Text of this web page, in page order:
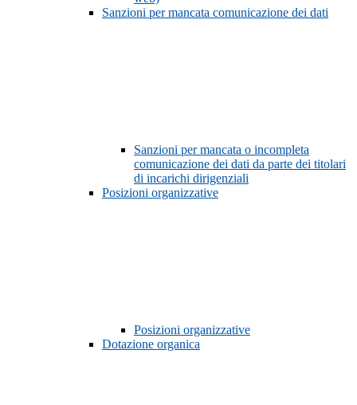
Sanzioni per mancata comunicazione dei dati
Sanzioni per mancata o incompleta
comunicazione dei dati da parte dei titolari
di incarichi dirigenziali
Posizioni organizzative
Posizioni organizzative
Dotazione organica